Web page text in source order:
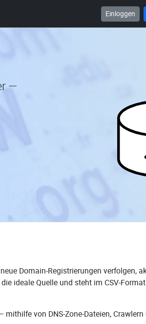
Einloggen
—
Domain-Registrierungen verfolgen,
ideale Quelle und steht im CSV-
mithilfe von DNS-Zone-Dateien,